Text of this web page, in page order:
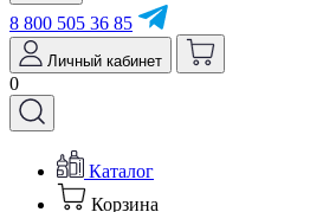
8 800 505 36 85
Личный кабинет
0
Каталог
Корзина